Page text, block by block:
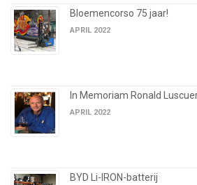
Bloemencorso 75 jaar!
APRIL 2022
In Memoriam Ronald
APRIL 2022
BYD Li-IRON-batterij